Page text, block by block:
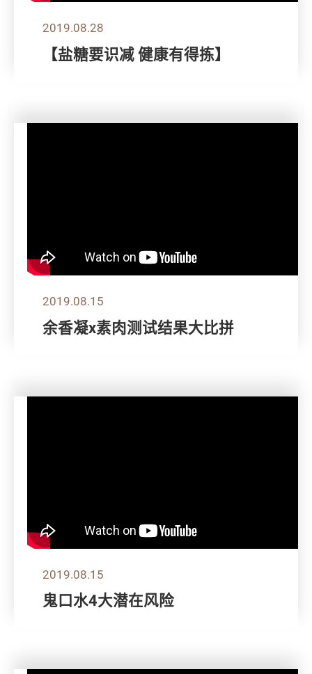
2019.08.28
【盐糖要识减 健康有得拣】
2019.08.15
余香凝x素肉测试结果大比拼
2019.08.15
鬼口水4大潜在风险